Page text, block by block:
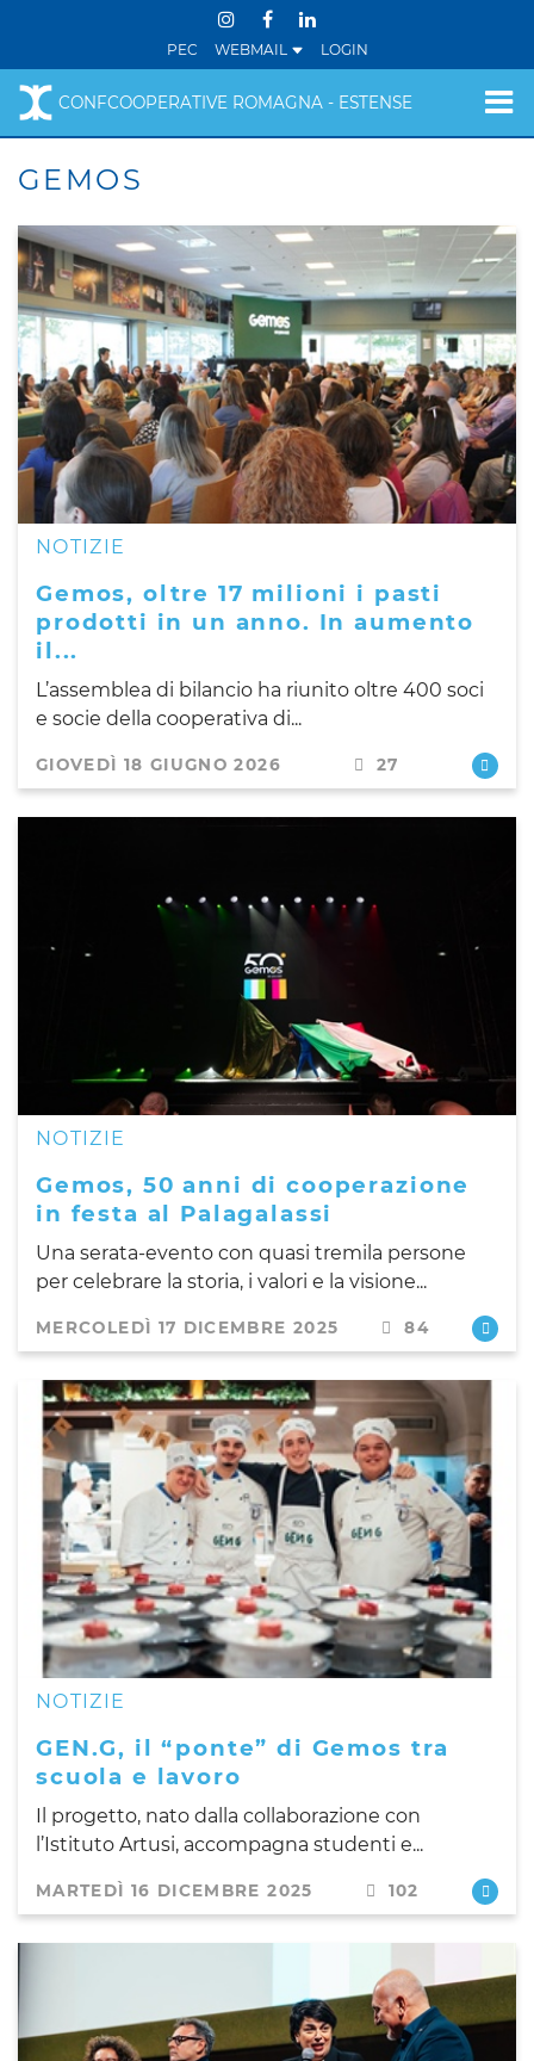
PEC WEBMAIL LOGIN
CONFCOOPERATIVE ROMAGNA - ESTENSE
GEMOS
NOTIZIE
Gemos, oltre 17 milioni i pasti
prodotti in un anno. In aumento
il...
L’assemblea di bilancio ha riunito oltre 400 soci
e socie della cooperativa di...
GIOVEDÌ 18 GIUGNO 2026 27
NOTIZIE
Gemos, 50 anni di cooperazione
in festa al Palagalassi
Una serata-evento con quasi tremila persone
per celebrare la storia, i valori e la visione...
MERCOLEDÌ 17 DICEMBRE 2025 84
NOTIZIE
GEN.G, il “ponte” di Gemos tra
scuola e lavoro
Il progetto, nato dalla collaborazione con
l’Istituto Artusi, accompagna studenti e...
MARTEDÌ 16 DICEMBRE 2025 102